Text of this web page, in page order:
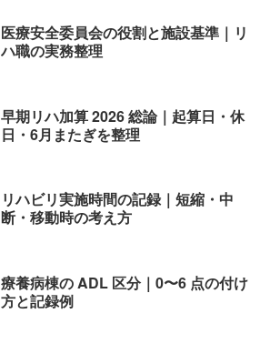
医療安全委員会の役割と施設基準｜リ
ハ職の実務整理
早期リハ加算 2026 総論｜起算日・休
日・6月またぎを整理
リハビリ実施時間の記録｜短縮・中
断・移動時の考え方
療養病棟の ADL 区分｜0〜6 点の付け
方と記録例